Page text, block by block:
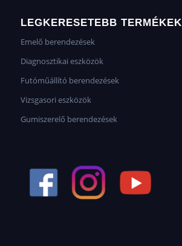
LEGKERESETEBB TERMÉKEK
Emelő berendezések
Diagnosztikai eszközök
Futóműállító berendezések
Vizsgasori eszközök
Gumiszerelő berendezések